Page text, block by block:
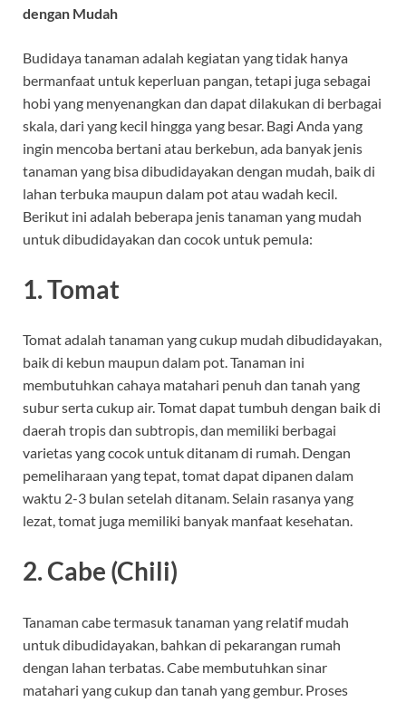
dengan Mudah
Budidaya tanaman adalah kegiatan yang tidak hanya
bermanfaat untuk keperluan pangan, tetapi juga sebagai
hobi yang menyenangkan dan dapat dilakukan di berbagai
skala, dari yang kecil hingga yang besar. Bagi Anda yang
ingin mencoba bertani atau berkebun, ada banyak jenis
tanaman yang bisa dibudidayakan dengan mudah, baik di
lahan terbuka maupun dalam pot atau wadah kecil.
Berikut ini adalah beberapa jenis tanaman yang mudah
untuk dibudidayakan dan cocok untuk pemula:
1.Tomat
Tomat adalah tanaman yang cukup mudah dibudidayakan,
baik di kebun maupun dalam pot. Tanaman ini
membutuhkan cahaya matahari penuh dan tanah yang
subur serta cukup air. Tomat dapat tumbuh dengan baik di
daerah tropis dan subtropis, dan memiliki berbagai
varietas yang cocok untuk ditanam di rumah. Dengan
pemeliharaan yang tepat, tomat dapat dipanen dalam
waktu 2-3 bulan setelah ditanam. Selain rasanya yang
lezat, tomat juga memiliki banyak manfaat kesehatan.
2.Cabe (Chili)
Tanaman cabe termasuk tanaman yang relatif mudah
untuk dibudidayakan, bahkan di pekarangan rumah
dengan lahan terbatas. Cabe membutuhkan sinar
matahari yang cukup dan tanah yang gembur. Proses